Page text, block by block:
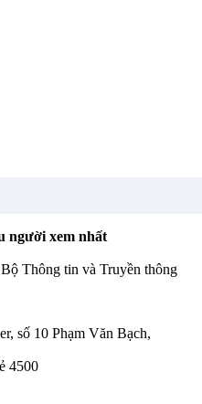
người xem nhất
Thông tin và Truyền thông
số 10 Phạm Văn Bạch,
4500